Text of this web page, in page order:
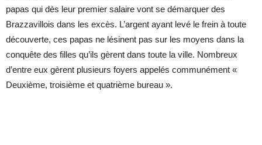
papas qui dès leur premier salaire vont se démarquer des
Brazzavillois dans les excès. L’argent ayant levé le frein à toute
découverte, ces papas ne lésinent pas sur les moyens dans la
conquête des filles qu’ils gèrent dans toute la ville. Nombreux
d’entre eux gèrent plusieurs foyers appelés communément «
Deuxième, troisième et quatrième bureau ».